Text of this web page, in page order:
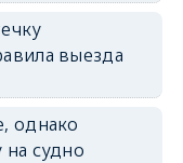
выезда
однако
на судно